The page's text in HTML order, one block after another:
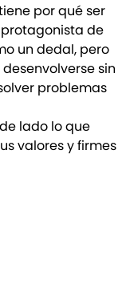
por qué ser
de
un dedal, pero
sin
problemas
lado lo que
valores y firmes